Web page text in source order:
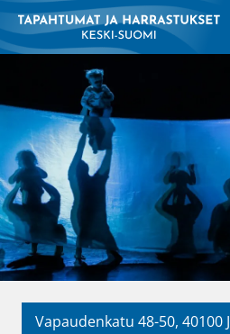
Vapaudenkatu 48-50, 40100